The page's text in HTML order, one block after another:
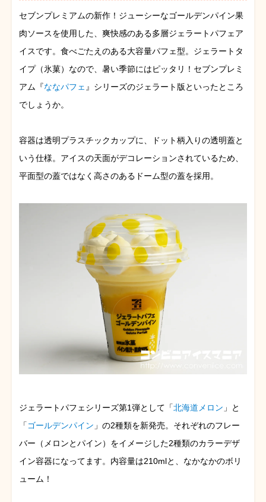
セブンプレミアムの新作！ジューシーなゴールデンパイン果
肉ソースを使用した、爽快感のある多層ジェラートパフェア
イスです。食べごたえのある大容量パフェ型。ジェラートタ
イプ（氷菓）なので、暑い季節にはピッタリ！セブンプレミ
アム『ななパフェ 』シリーズのジェラート版といったところ
でしょうか。
容器は透明プラスチックカップに、ドット柄入りの透明蓋と
いう仕様。アイスの天面がデコレーションされているため、
平面型の蓋ではなく高さのあるドーム型の蓋を採用。
ジェラートパフェシリーズ第1弾として「北海道メロン 」と
「 ゴールデンパイン 」の2種類を新発売。それぞれのフレー
バー（メロンとパイン）をイメージした2種類のカラーデザ
イン容器になってます。内容量は210mlと、なかなかのボリ
ューム！